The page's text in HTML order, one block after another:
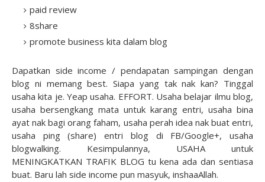
paid review
8share
promote business kita dalam blog
Dapatkan side income / pendapatan sampingan dengan
blog ni memang best. Siapa yang tak nak kan? Tinggal
usaha kita je. Yeap usaha. EFFORT. Usaha belajar ilmu blog,
usaha bersengkang mata untuk karang entri, usaha bina
ayat nak bagi orang faham, usaha perah idea nak buat entri,
usaha ping (share) entri blog di FB/Google+, usaha
blogwalking. Kesimpulannya, USAHA untuk
MENINGKATKAN TRAFIK BLOG tu kena ada dan sentiasa
buat. Baru lah side income pun masyuk, inshaaAllah.